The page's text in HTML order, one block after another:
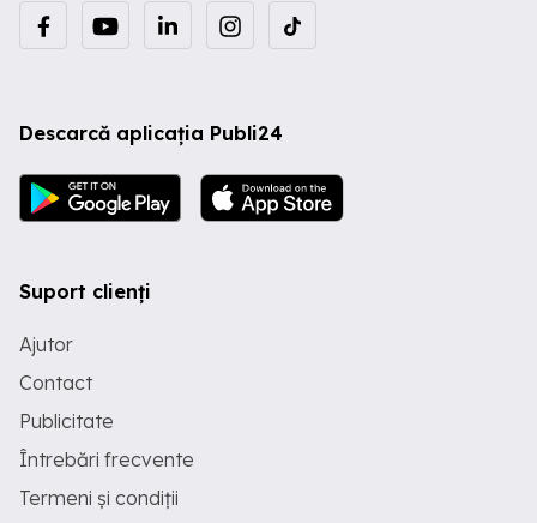
Descarcă aplicația Publi24
Suport clienți
Ajutor
Contact
Publicitate
Întrebări frecvente
Termeni și condiții